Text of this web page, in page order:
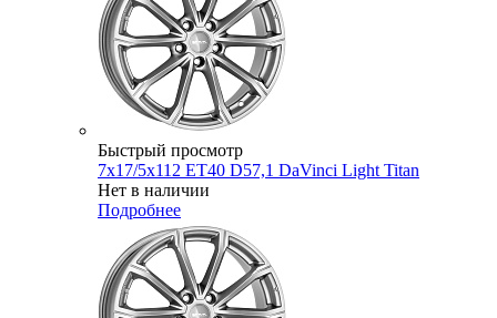
Быстрый просмотр
7x17/5x112 ET40 D57,1 DaVinci Light Titan
Нет в наличии
Подробнее